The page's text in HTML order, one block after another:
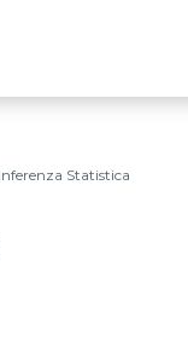
Statistica